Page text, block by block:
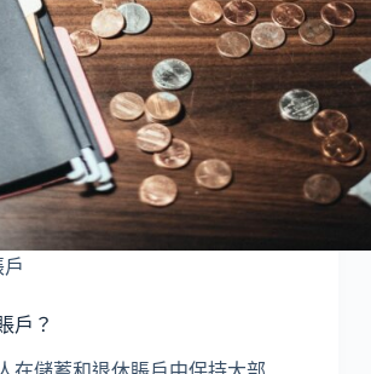
戶？